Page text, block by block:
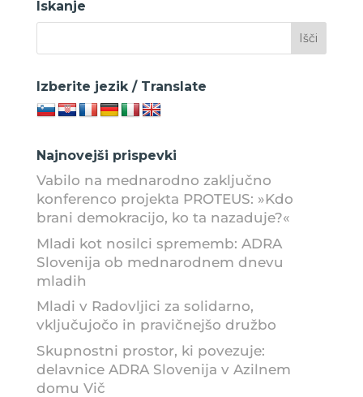
Iskanje
Izberite jezik / Translate
Najnovejši prispevki
Vabilo na mednarodno zaključno
konferenco projekta PROTEUS: »Kdo
brani demokracijo, ko ta nazaduje?«
Mladi kot nosilci sprememb: ADRA
Slovenija ob mednarodnem dnevu
mladih
Mladi v Radovljici za solidarno,
vključujočo in pravičnejšo družbo
Skupnostni prostor, ki povezuje:
delavnice ADRA Slovenija v Azilnem
domu Vič